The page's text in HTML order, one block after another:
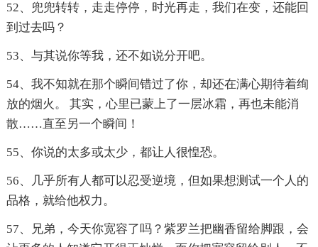
52、兜兜转转，走走停停，时光再走，我们在变，还能回
到过去吗？
53、与其说你等我，还不如说分开吧。
54、我不知就在那个瞬间错过了你，却还在满心期待着绚
放的烟火。 其实，心里已蒙上了一层冰霜，再也未能消
散……直至另一个瞬间！
55、你说的太多或太少，都让人很惶恐。
56、几乎所有人都可以忍受逆境，但如果想测试一个人的
品格，就给他权力。
57、兄弟，今天你宽容了吗？紫罗兰把幽香留给脚跟，会